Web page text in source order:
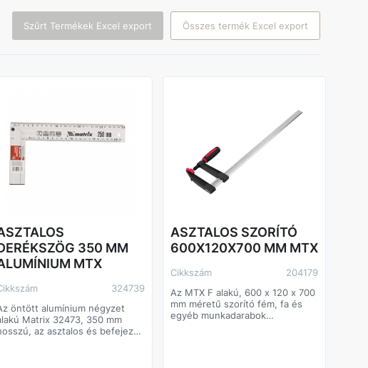
Összes termék Excel export
Szűrt Termékek Excel export
350 MM
MTX
Cikkszám
324739
öntött alumínium négyzet
Matrix 32473, 350 mm
az asztalos és befejező
ASZTALOS SZORÍTÓ
600X120X700 MM MTX
Cikkszám
204179
Az MTX F alakú, 600 x 120 x 700
mm méretű szorító fém, fa és
egyéb munkadarabok